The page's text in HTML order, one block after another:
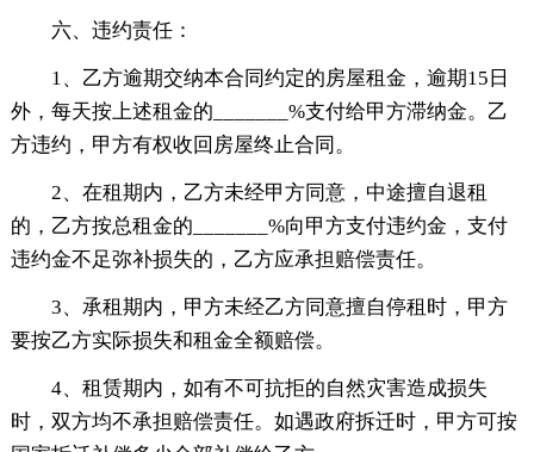
六、违约责任：
1、乙方逾期交纳本合同约定的房屋租金，逾期15日
外，每天按上述租金的_______%支付给甲方滞纳金。乙
方违约，甲方有权收回房屋终止合同。
2、在租期内，乙方未经甲方同意，中途擅自退租
的，乙方按总租金的_______%向甲方支付违约金，支付
违约金不足弥补损失的，乙方应承担赔偿责任。
3、承租期内，甲方未经乙方同意擅自停租时，甲方
要按乙方实际损失和租金全额赔偿。
4、租赁期内，如有不可抗拒的自然灾害造成损失
时，双方均不承担赔偿责任。如遇政府拆迁时，甲方可按